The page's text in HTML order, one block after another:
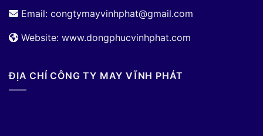
Email: congtymayvinhphat@gmail.com
Website: www.dongphucvinhphat.com
ĐỊA CHỈ CÔNG TY MAY VĨNH PHÁT